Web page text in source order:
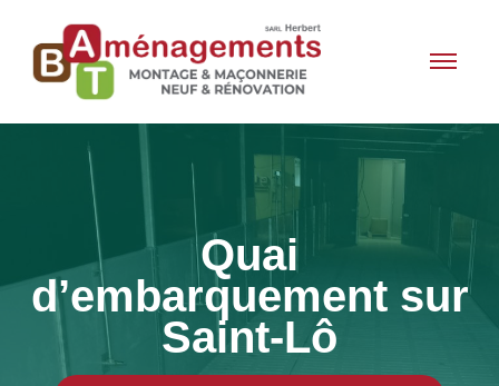
Quai
d’embarquement sur
Saint-Lô